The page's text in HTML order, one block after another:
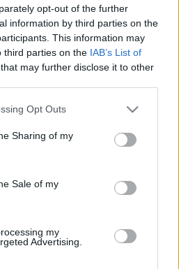
opt-out of the further
information by third parties on the
This information may
third parties on the IAB’s List of
that may further disclose it to other
app uses one or more Google
behaviour. You may click to
and its third-party tags to
purposes in below Google
Opt Outs
Sharing of my
Sale of my
my
Advertising.
figyelmet Európa nyelvi
sokféleségére és a nyelvtudás
mennyit tágul a világunk egy-
- fogalmazDr.
felé, ezért szolgálnak
a soknyelvű
kezdeményezésének. Ez
melyek segítségével a
Wingate
, a Budapest